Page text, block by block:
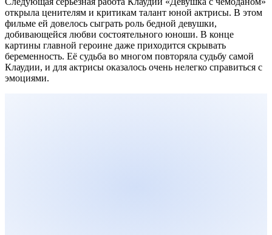
открыла ценителям и критикам талант юной актрисы. В этом
фильме ей довелось сыграть роль бедной девушки,
добивающейся любви состоятельного юноши. В конце
картины главной героине даже приходится скрывать
беременность. Её судьба во многом повторяла судьбу самой
Клаудии, и для актрисы оказалось очень нелегко справиться с
эмоциями.